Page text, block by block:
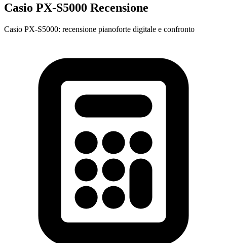
Casio PX-S5000 Recensione
Casio PX-S5000: recensione pianoforte digitale e confronto